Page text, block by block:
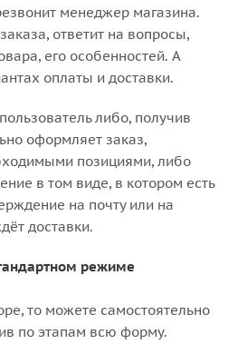
менеджер магазина.
ответит на вопросы,
его особенностей. А
оплаты и доставки.
либо, получив
оформляет заказ,
позициями, либо
в том виде, в котором есть
на почту или на
доставки.
режиме
то можете самостоятельно
по этапам всю форму.